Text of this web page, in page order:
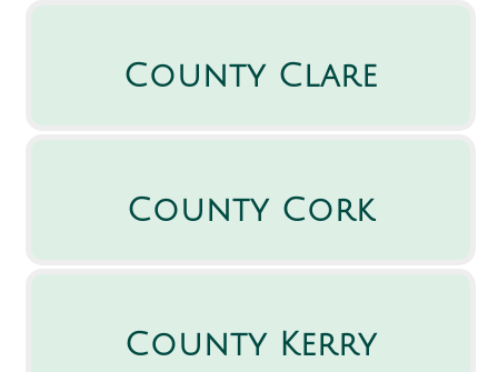
County Clare
County Cork
County Kerry